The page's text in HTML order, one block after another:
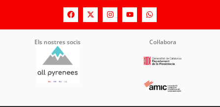
Els nostres socis Col·labora